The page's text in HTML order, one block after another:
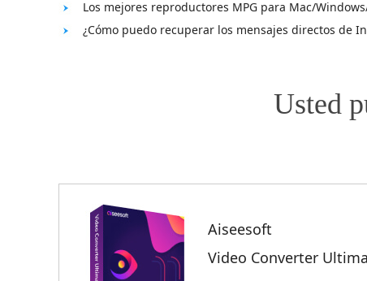
Los mejores reproductores MPG para Mac/
¿Cómo puedo recuperar los mensajes directos de
Usted
Aiseesoft
Video Converter